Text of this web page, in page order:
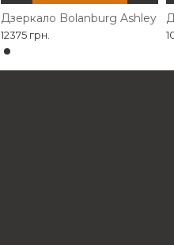
Дзеркало Bolanburg Ashley
12375 грн.